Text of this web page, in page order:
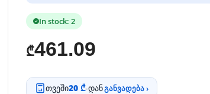
In stock: 2
₾461.09
თვეში20 ₾-დანგანვადება ›